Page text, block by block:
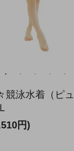
競泳水着（ピ
円)